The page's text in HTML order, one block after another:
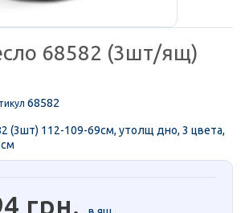
68582 (3шт/ящ)
68582
(3шт) 112-109-69см, утолщ дно, 3 цвета,
грн.